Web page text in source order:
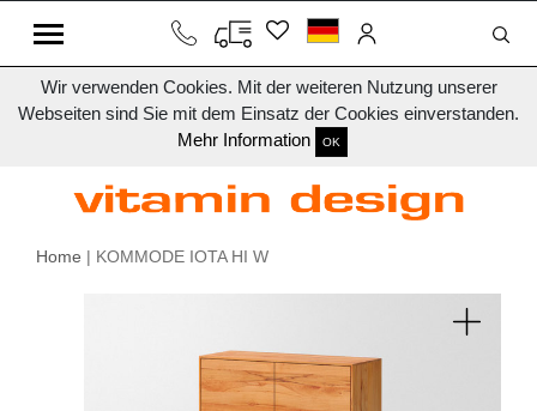
Wir verwenden Cookies. Mit der weiteren Nutzung unserer
Webseiten sind Sie mit dem Einsatz der Cookies einverstanden.
Mehr Information
OK
Home | KOMMODE IOTA HI W